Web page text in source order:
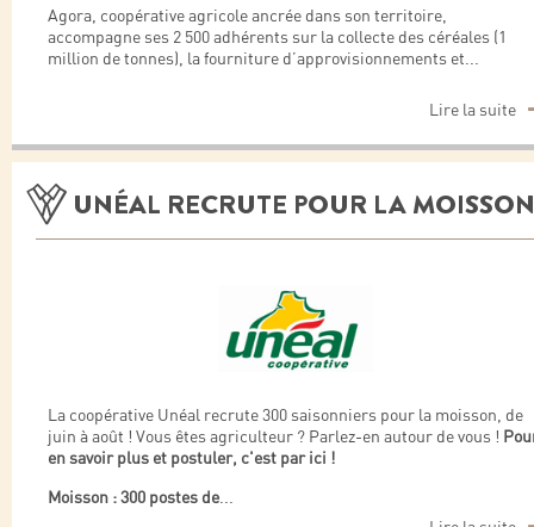
Agora, coopérative agricole ancrée dans son territoire,
accompagne ses 2 500 adhérents sur la collecte des céréales (1
million de tonnes), la fourniture d’approvisionnements et...
Lire la suite
UNÉAL RECRUTE POUR LA
La coopérative Unéal recrute 300 saisonniers pour la moisson, de
juin à août ! Vous êtes agriculteur ? Parlez-en autour de vous !
en savoir plus et postuler, c'est par ici !
Moisson : 300 postes de...